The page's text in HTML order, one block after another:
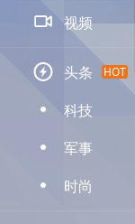
 视频
 头条 HOT
D 科技
D 军事
D 时尚